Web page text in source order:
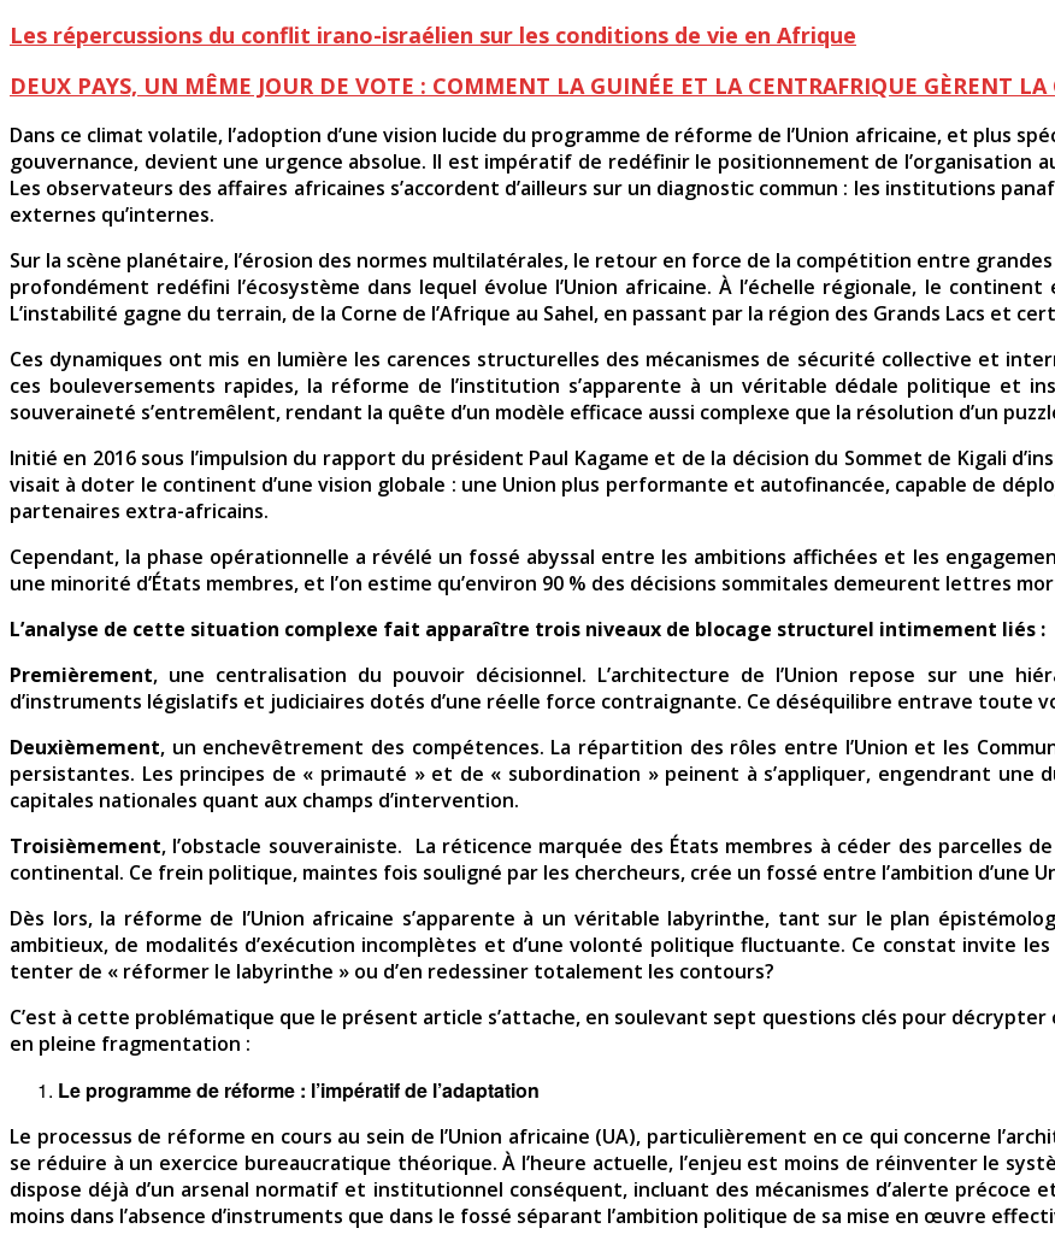
Les répercussions du conflit irano-israélien sur les conditions de vie en Afrique
DEUX PAYS, UN MÊME JOUR DE VOTE : COMMENT LA GUINÉE ET LA CENTRAFRIQUE GÈRENT
Dans ce climat volatile, l’adoption d’une vision lucide du programme de réforme de l’Union africaine, et plus
gouvernance, devient une urgence absolue. Il est impératif de redéfinir le positionnement de l’organisation
Les observateurs des affaires africaines s’accordent d’ailleurs sur un diagnostic commun : les institutions
externes qu’internes.
Sur la scène planétaire, l’érosion des normes multilatérales, le retour en force de la compétition entre
profondément redéfini l’écosystème dans lequel évolue l’Union africaine. À l’échelle régionale, le
L’instabilité gagne du terrain, de la Corne de l’Afrique au Sahel, en passant par la région des Grands Lacs et
Ces dynamiques ont mis en lumière les carences structurelles des mécanismes de sécurité collective et
ces bouleversements rapides, la réforme de l’institution s’apparente à un véritable dédale politique et
souveraineté s’entremêlent, rendant la quête d’un modèle efficace aussi complexe que la résolution d’un
Initié en 2016 sous l’impulsion du rapport du président Paul Kagame et de la décision du Sommet de Kigali
visait à doter le continent d’une vision globale : une Union plus performante et autofinancée, capable de
partenaires extra-africains.
Cependant, la phase opérationnelle a révélé un fossé abyssal entre les ambitions affichées et les
une minorité d’États membres, et l’on estime qu’environ 90 % des décisions sommitales demeurent lettres
L’analyse de cette situation complexe fait apparaître trois niveaux de blocage structurel intimement liés :
Premièrement, une centralisation du pouvoir décisionnel. L’architecture de l’Union repose sur une
d’instruments législatifs et judiciaires dotés d’une réelle force contraignante. Ce déséquilibre entrave toute
Deuxièmement, un enchevêtrement des compétences. La répartition des rôles entre l’Union et les
persistantes. Les principes de « primauté » et de « subordination » peinent à s’appliquer, engendrant
capitales nationales quant aux champs d’intervention.
Troisièmement, l’obstacle souverainiste. La réticence marquée des États membres à céder des parcelles
continental. Ce frein politique, maintes fois souligné par les chercheurs, crée un fossé entre l’ambition d’une
Dès lors, la réforme de l’Union africaine s’apparente à un véritable labyrinthe, tant sur le plan
ambitieux, de modalités d’exécution incomplètes et d’une volonté politique fluctuante. Ce constat invite
tenter de « réformer le labyrinthe » ou d’en redessiner totalement les contours?
C’est à cette problématique que le présent article s’attache, en soulevant sept questions clés pour
en pleine fragmentation :
Le programme de réforme : l’impératif de l’adaptation
Le processus de réforme en cours au sein de l’Union africaine (UA), particulièrement en ce qui concerne
se réduire à un exercice bureaucratique théorique. À l’heure actuelle, l’enjeu est moins de réinventer le
dispose déjà d’un arsenal normatif et institutionnel conséquent, incluant des mécanismes d’alerte
moins dans l’absence d’instruments que dans le fossé séparant l’ambition politique de sa mise en œuvre